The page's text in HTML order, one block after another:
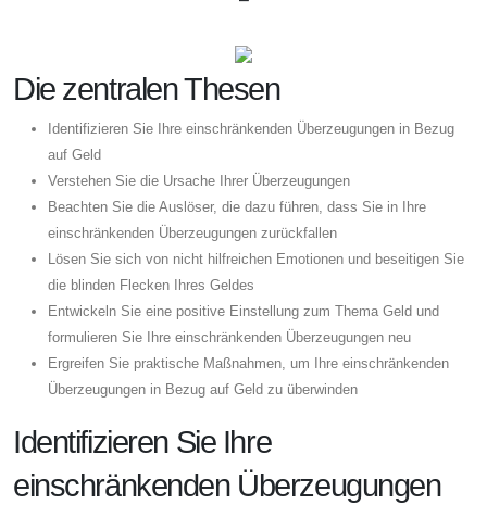
Die zentralen Thesen
Identifizieren Sie Ihre einschränkenden Überzeugungen in Bezug
auf Geld
Verstehen Sie die Ursache Ihrer Überzeugungen
Beachten Sie die Auslöser, die dazu führen, dass Sie in Ihre
einschränkenden Überzeugungen zurückfallen
Lösen Sie sich von nicht hilfreichen Emotionen und beseitigen Sie
die blinden Flecken Ihres Geldes
Entwickeln Sie eine positive Einstellung zum Thema Geld und
formulieren Sie Ihre einschränkenden Überzeugungen neu
Ergreifen Sie praktische Maßnahmen, um Ihre einschränkenden
Überzeugungen in Bezug auf Geld zu überwinden
Identifizieren Sie Ihre
einschränkenden Überzeugungen